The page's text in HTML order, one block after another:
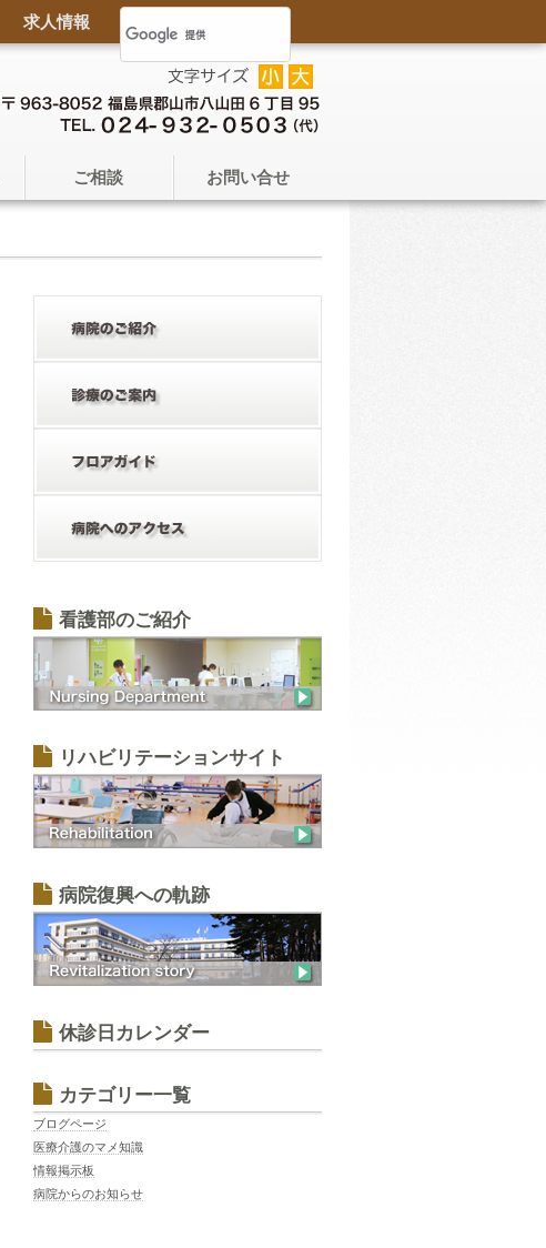
看護部のご紹介
リハビリテーションサイト
病院復興への軌跡
休診日カレンダー
カテゴリー一覧
ブログページ
医療介護のマメ知識
情報掲示板
病院からのお知らせ
求人情報
ご相談 お問い合せ